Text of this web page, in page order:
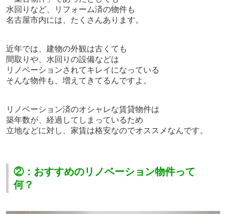
水回りなど、リフォーム済の物件も
名古屋市内には、たくさんあります。
近年では、 建物の外観は古くても
間取りや、水回りの設備などは
リノベーションされてキレイになっている
そんな物件も、増えてきてるんですよ。
リノベーション済のオシャレな賃貸物件は
築年数が、経過してしまっているため
立地などに対し、家賃は格安なのでオススメなんです。
②：おすすめのリノベーション物件って
何？